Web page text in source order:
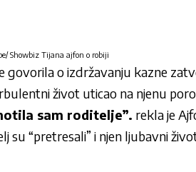
Showbiz Tijana ajfon o robiji
govorila o izdržavanju kazne
život uticao na njenu
sam roditelje”. rekla je
su “pretresali” i njen ljubavni